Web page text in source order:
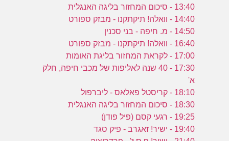
13:40 - סיכום המחזור בליגה האנגלית
14:40 - וואלה! תיקתקנו - מבזק ספורט
14:50 - מ. חיפה - בני סכנין
16:40 - וואלה! תיקתקנו - מבזק ספורט
17:00 - לקראת המחזור בליגת האומות
17:30 - 40 שנה לאליפות של מכבי חיפה, חלק
א'
18:10 - קריסטל פאלאס - ליברפול
18:30 - סיכום המחזור בליגה האנגלית
19:25 - רגעי קסם (פיל פודן)
19:40 - ישיר! זאגרב - פיק סגד